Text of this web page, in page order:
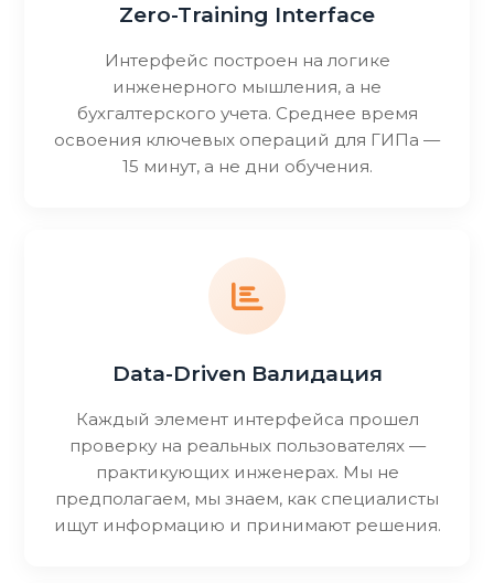
Zero-Training Interface
Интерфейс построен на логике
инженерного мышления, а не
бухгалтерского учета. Среднее время
освоения ключевых операций для ГИПа —
15 минут, а не дни обучения.
Data-Driven Валидация
Каждый элемент интерфейса прошел
проверку на реальных пользователях —
практикующих инженерах. Мы не
предполагаем, мы знаем, как специалисты
ищут информацию и принимают решения.